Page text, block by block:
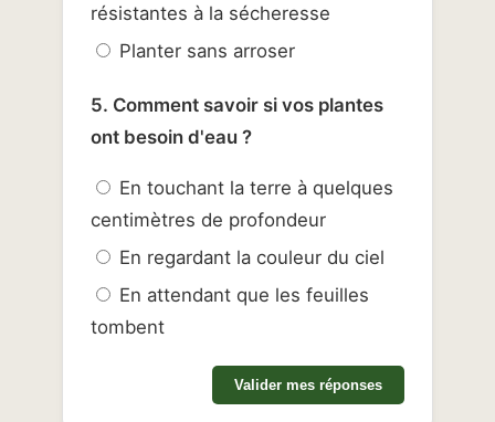
résistantes à la sécheresse
Planter sans arroser
5. Comment savoir si vos plantes
ont besoin d'eau ?
En touchant la terre à quelques
centimètres de profondeur
En regardant la couleur du ciel
En attendant que les feuilles
tombent
Valider mes réponses